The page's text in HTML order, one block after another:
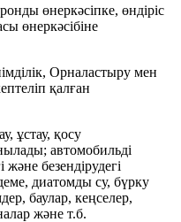
өнеркәсіпке, өндіріс
өнеркәсібіне
Орналастыру мен
қалған
ұстау, қосу
автомобильді
және безендірудегі
диатомды су, бүрку
баулар, кеңселер,
және т.б.